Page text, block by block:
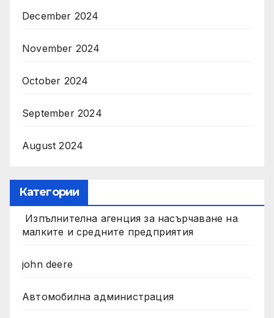
December 2024
November 2024
October 2024
September 2024
August 2024
Категории
Изпълнителна агенция за насърчаване на
малките и средните предприятия
john deere
Автомобилна администрация